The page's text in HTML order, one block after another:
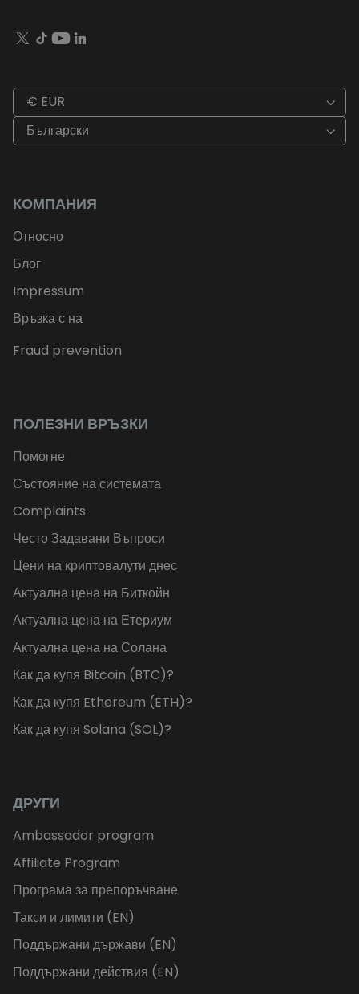
€ EUR
Български
КОМПАНИЯ
Относно
Блог
Impressum
Връзка с на
Fraud prevention
ПОЛЕЗНИ ВРЪЗКИ
Помогне
Състояние на системата
Complaints
Често Задавани Въпроси
Цени на криптовалути днес
Актуална цена на Биткойн
Актуална цена на Етериум
Актуална цена на Солана
Как да купя Bitcoin (BTC)?
Как да купя Ethereum (ETH)?
Как да купя Solana (SOL)?
ДРУГИ
Ambassador program
Affiliate Program
Програма за препоръчване
Такси и лимити (EN)
Поддържани държави (EN)
Поддържани действия (EN)